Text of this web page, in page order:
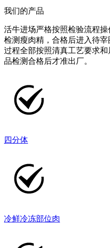
我们的产品
活牛进场严格按照检验流程
检测瘦肉精，合格后进入待
过程全部按照清真工艺要求
品检测合格后才准出厂。
四分体
冷鲜冷冻部位肉